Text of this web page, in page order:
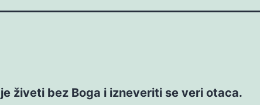
živeti bez Boga i izneveriti se veri otaca.